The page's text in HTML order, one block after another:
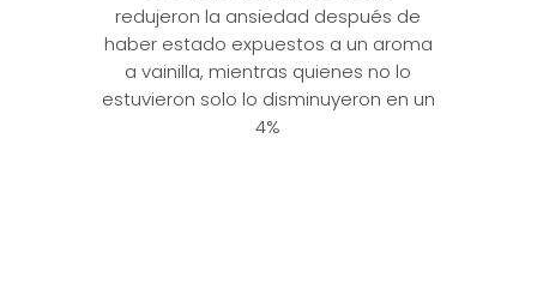
redujeron la ansiedad después de
haber estado expuestos a un aroma
a vainilla, mientras quienes no lo
estuvieron solo lo disminuyeron en un
4%